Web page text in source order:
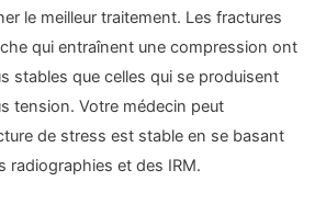
le meilleur traitement. Les fractures
qui entraînent une compression ont
stables que celles qui se produisent
tension. Votre médecin peut
de stress est stable en se basant
radiographies et des IRM.